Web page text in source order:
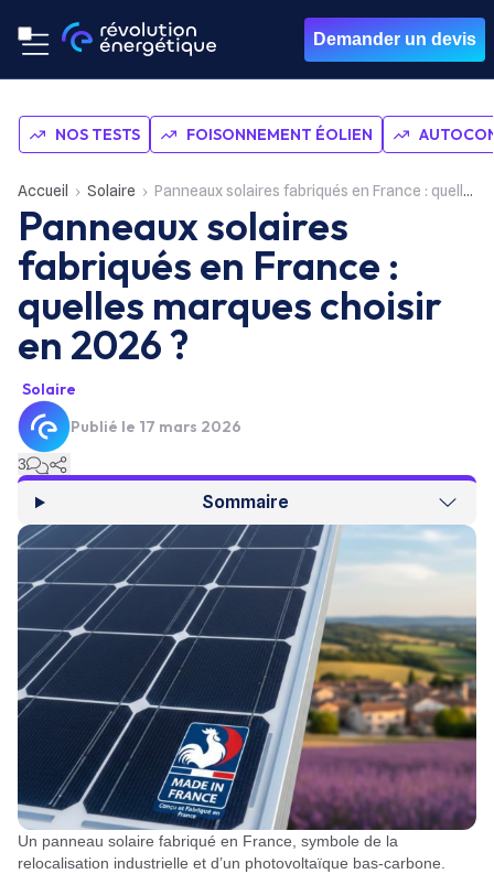
Demander un devis
NOS TESTS FOISONNEMENT ÉOLIEN
Accueil Solaire Panneaux solaires fabriqués en France : quelles marques choisir en 2026 ?
Panneaux solaires
fabriqués en France :
quelles marques choisir
en 2026 ?
Solaire
Publié le 17 mars 2026
3
Sommaire
Un panneau solaire fabriqué en France, symbole de la
relocalisation industrielle et d’un photovoltaïque bas-carbone.